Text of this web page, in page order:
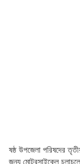
ষষ্ঠ উপজেলা পরিষদের
জন্য মোটরসাইকেল